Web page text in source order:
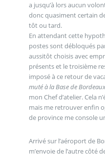
a jusqu’à lors aucun
donc quasiment certain
tôt ou tard.
En attendant cette
postes sont débloqués
aussitôt choisis avec
présents et le troisième
imposé à ce retour de
muté à la Base de
mon Chef d’atelier. Cela
mais me retrouver enfin
de province me console
Arrivé sur l’aéroport de
m’envoie de l’autre côté